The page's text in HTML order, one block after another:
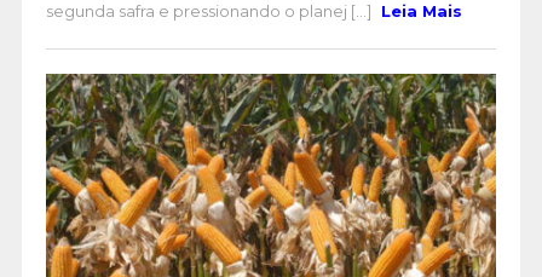
segunda safra e pressionando o planej [...]
Leia Mais